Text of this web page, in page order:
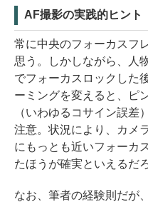
AF撮影の実践的ヒント
常に中央のフォーカスフ
思う。しかしながら、人
でフォーカスロックした
ーミングを変えると、ピ
（いわゆるコサイン誤差
注意。状況により、カメ
にもっとも近いフォーカ
たほうが確実といえるだろ
なお、筆者の経験則だが